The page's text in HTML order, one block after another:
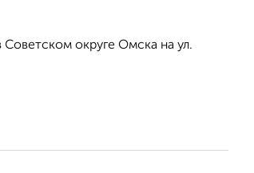
округе Омска на ул.